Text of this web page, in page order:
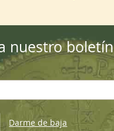
nuestro boletín
Darme de baja